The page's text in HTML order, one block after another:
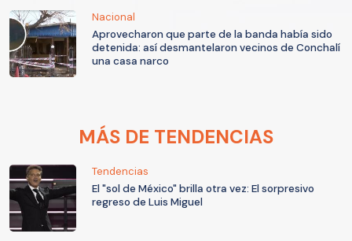
Nacional
Aprovecharon que parte de la banda había sido
detenida: así desmantelaron vecinos de Conchalí
una casa narco
MÁS DE TENDENCIAS
Tendencias
El "sol de México" brilla otra vez: El sorpresivo
regreso de Luis Miguel